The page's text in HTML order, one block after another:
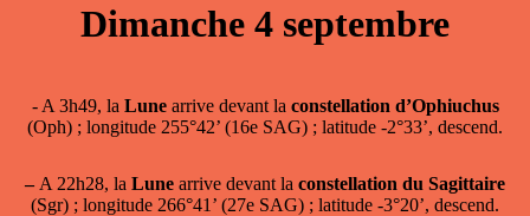
Dimanche 4 septembre
- A 3h49, la Lunearrive devant la constellation d’Ophiuchus
(Oph) ; longitude 255°42’ (16e SAG) ; latitude -2°33’, descend.
–A 22h28, la Lune arrive devant la constellation du Sagittaire
(Sgr) ; longitude 266°41’ (27e SAG) ; latitude -3°20’, descend.